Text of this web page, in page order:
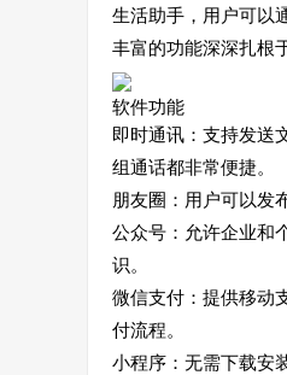
生活助手，用户可以
丰富的功能深深扎根
软件功能
即时通讯：支持发送
组通话都非常便捷。
朋友圈：用户可以发
公众号：允许企业和
识。
微信支付：提供移动
付流程。
小程序：无需下载安